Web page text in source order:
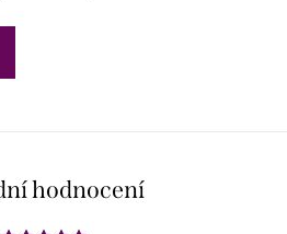
hodnocení